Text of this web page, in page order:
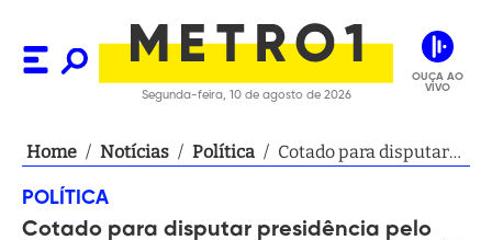
Segunda-feira, 10 de agosto de 2026
OUÇA AO
VIVO
Home / Notícias / Política / Cotado para disputar
\'Estamos debatendo\'
POLÍTICA
Cotado para disputar presidência pelo